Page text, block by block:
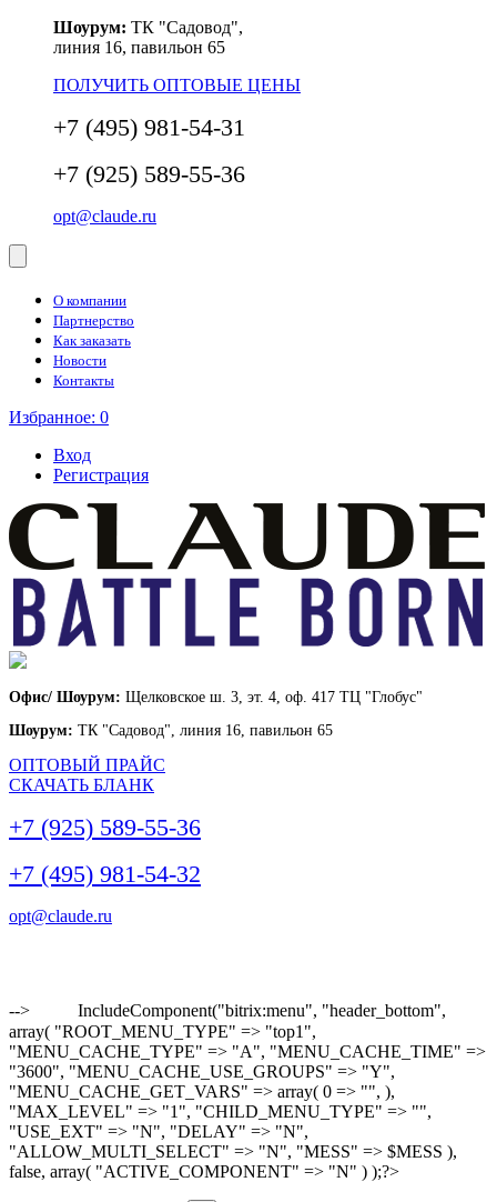
Шоурум: ТК "Садовод",
линия 16, павильон 65
ПОЛУЧИТЬ ОПТОВЫЕ ЦЕНЫ
+7 (495) 981-54-31
+7 (925) 589-55-36
opt@claude.ru
О компании
Партнерство
Как заказать
Новости
Контакты
Избранное: 0
Вход
Регистрация
Офис/ Шоурум: Щелковское ш. 3, эт. 4, оф. 417 ТЦ "Глобус"
Шоурум: ТК "Садовод", линия 16, павильон 65
ОПТОВЫЙ ПРАЙС
СКАЧАТЬ БЛАНК
+7 (925) 589-55-36
+7 (495) 981-54-32
opt@claude.ru
-->
IncludeComponent("bitrix:menu", "header_bottom",
array( "ROOT_MENU_TYPE" => "top1",
"MENU_CACHE_TYPE" => "A", "MENU_CACHE_TIME" =>
"3600", "MENU_CACHE_USE_GROUPS" => "Y",
"MENU_CACHE_GET_VARS" => array( 0 => "", ),
"MAX_LEVEL" => "1", "CHILD_MENU_TYPE" => "",
"USE_EXT" => "N", "DELAY" => "N",
"ALLOW_MULTI_SELECT" => "N", "MESS" => $MESS ),
false, array( "ACTIVE_COMPONENT" => "N" ) );?>